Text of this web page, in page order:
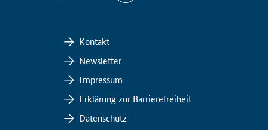
Kontakt
Newsletter
Impressum
Erklärung zur Barrierefreiheit
Datenschutz